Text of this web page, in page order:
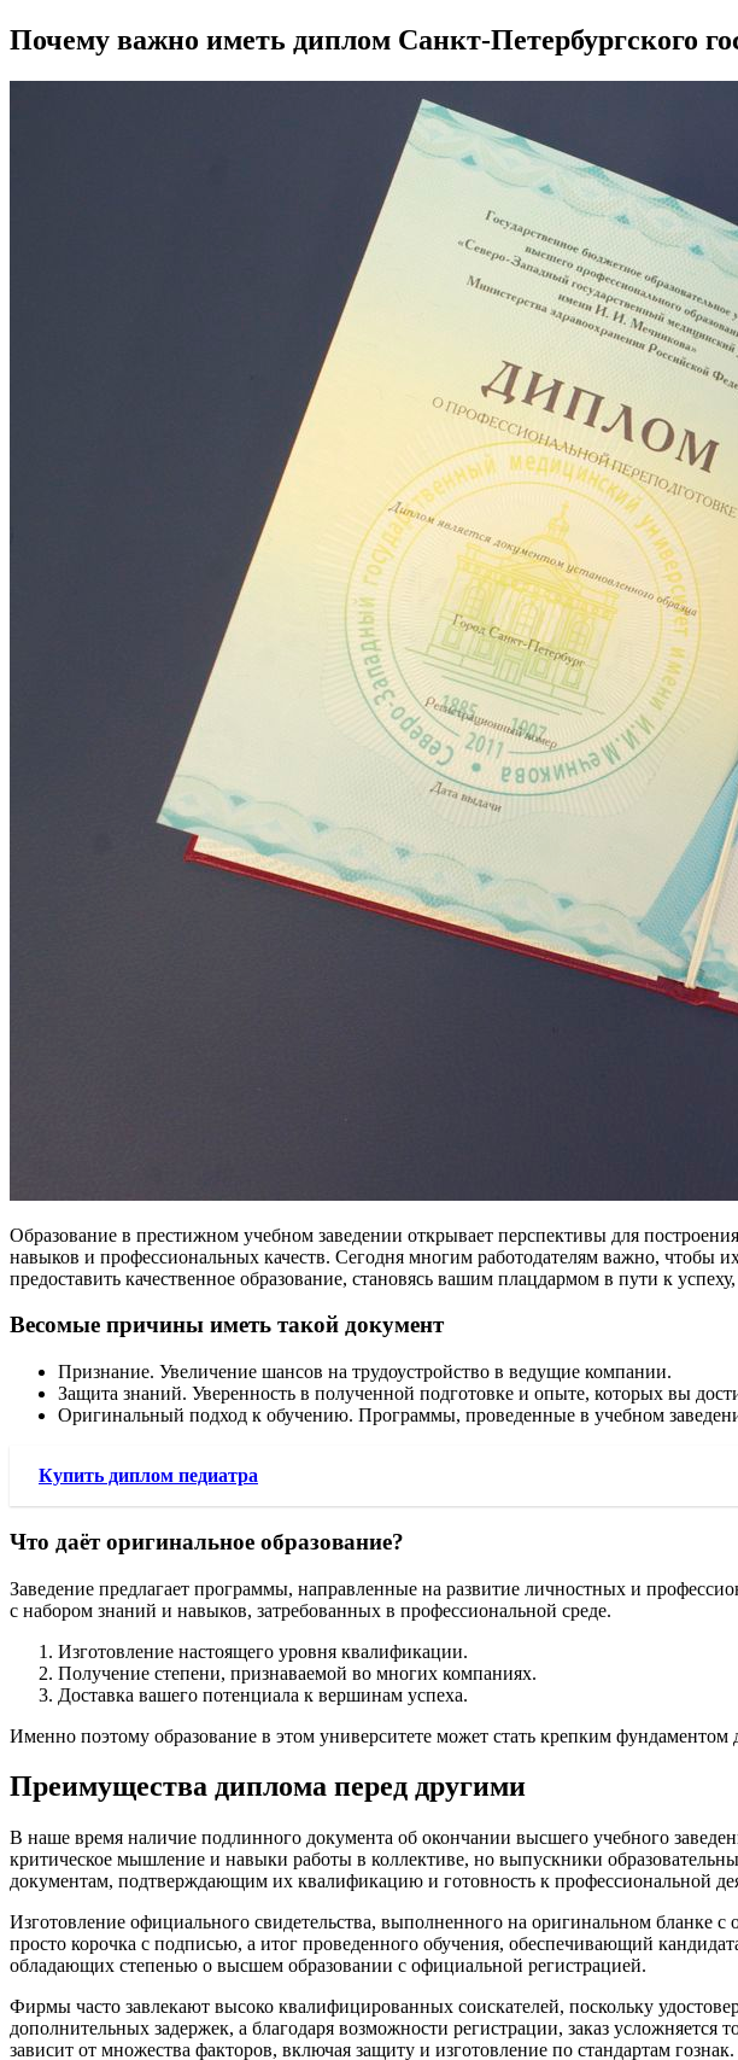
Почему важно иметь диплом Санкт-Петербургского
Образование в престижном учебном заведении открывает перспективы для
навыков и профессиональных качеств. Сегодня многим работодателям важно,
предоставить качественное образование, становясь вашим плацдармом в пути к
Весомые причины иметь такой документ
Признание. Увеличение шансов на трудоустройство в ведущие компании.
Защита знаний. Уверенность в полученной подготовке и опыте, которых вы
Оригинальный подход к обучению. Программы, проведенные в учебном
Купить диплом педиатра
Что даёт оригинальное образование?
Заведение предлагает программы, направленные на развитие личностных и
с набором знаний и навыков, затребованных в профессиональной среде.
Изготовление настоящего уровня квалификации.
Получение степени, признаваемой во многих компаниях.
Доставка вашего потенциала к вершинам успеха.
Именно поэтому образование в этом университете может стать крепким фундаментом
Преимущества диплома перед другими
В наше время наличие подлинного документа об окончании высшего учебного
критическое мышление и навыки работы в коллективе, но выпускники
документам, подтверждающим их квалификацию и готовность к профессиональной
Изготовление официального свидетельства, выполненного на оригинальном бланке
просто корочка с подписью, а итог проведенного обучения, обеспечивающий
обладающих степенью о высшем образовании с официальной регистрацией.
Фирмы часто завлекают высоко квалифицированных соискателей, поскольку
дополнительных задержек, а благодаря возможности регистрации, заказ
зависит от множества факторов, включая защиту и изготовление по стандартам гознак.